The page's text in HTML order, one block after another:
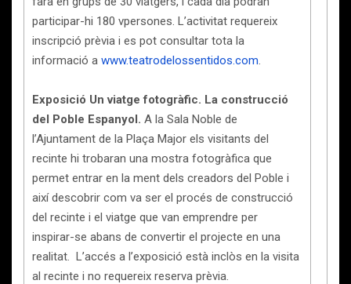
participar-hi 180 vpersones. L’activitat requereix
inscripció prèvia i es pot consultar tota la
informació a www.teatrodelossentidos.com.
Exposició Un viatge fotogràfic. La construcció
del Poble Espanyol. A la Sala Noble de
l’Ajuntament de la Plaça Major els visitants del
recinte hi trobaran una mostra fotogràfica que
permet entrar en la ment dels creadors del Poble i
així descobrir com va ser el procés de construcció
del recinte i el viatge que van emprendre per
inspirar-se abans de convertir el projecte en una
realitat. L’accés a l’exposició està inclòs en la visita
al recinte i no requereix reserva prèvia.